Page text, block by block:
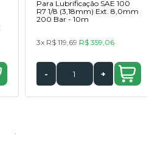
Para Lubrificação SAE 100
R7 1/8 (3,18mm) Ext. 8,0mm
200 Bar - 10m
3x R$ 119,69 R$ 359,06
- +